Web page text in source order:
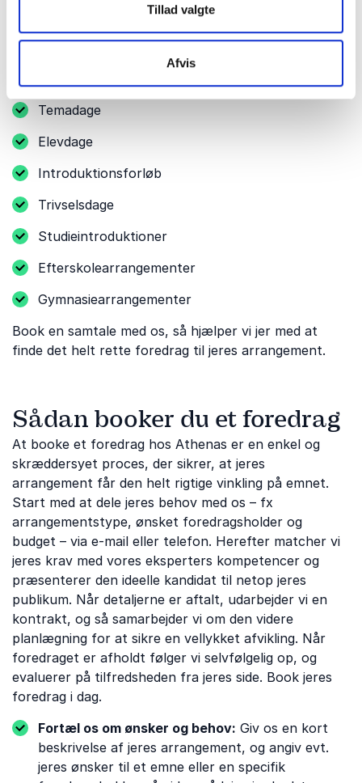
Tillad valgte
Afvis
Hvis I planlægger et skolearrangement, kan det også
være relevant at invitere en foredragsholder til andre
begivenheder på skolen.
Temadage
Elevdage
Introduktionsforløb
Trivselsdage
Studieintroduktioner
Efterskolearrangementer
Gymnasiearrangementer
Book en samtale med os, så hjælper vi jer med at
finde det helt rette foredrag til jeres arrangement.
Sådan booker du et foredrag
At booke et foredrag hos Athenas er en enkel og
skræddersyet proces, der sikrer, at jeres
arrangement får den helt rigtige vinkling på emnet.
Start med at dele jeres behov med os – fx
arrangementstype, ønsket foredragsholder og
budget – via e-mail eller telefon. Herefter matcher vi
jeres krav med vores eksperters kompetencer og
præsenterer den ideelle kandidat til netop jeres
publikum. Når detaljerne er aftalt, udarbejder vi en
kontrakt, og så samarbejder vi om den videre
planlægning for at sikre en vellykket afvikling. Når
foredraget er afholdt følger vi selvfølgelig op, og
evaluerer på tilfredsheden fra jeres side. Book jeres
foredrag i dag.
Fortæl os om ønsker og behov: Giv os en kort
beskrivelse af jeres arrangement, og angiv evt.
jeres ønsker til et emne eller en specifik